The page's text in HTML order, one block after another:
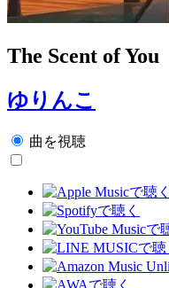
The Scent of You
ゆりんこ
曲を視聴